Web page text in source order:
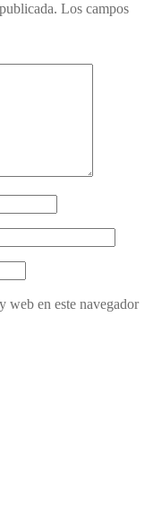
Los campos
web en este navegador